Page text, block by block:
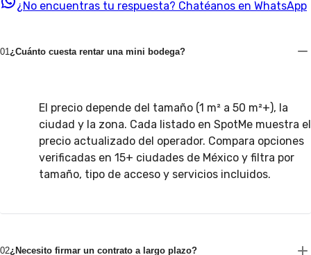
¿No encuentras tu respuesta? Chatéanos en WhatsApp
01 ¿Cuánto cuesta rentar una mini bodega?
El precio depende del tamaño (1 m² a 50 m²+), la
ciudad y la zona. Cada listado en SpotMe muestra el
precio actualizado del operador. Compara opciones
verificadas en 15+ ciudades de México y filtra por
tamaño, tipo de acceso y servicios incluidos.
02¿Necesito firmar un contrato a largo plazo?